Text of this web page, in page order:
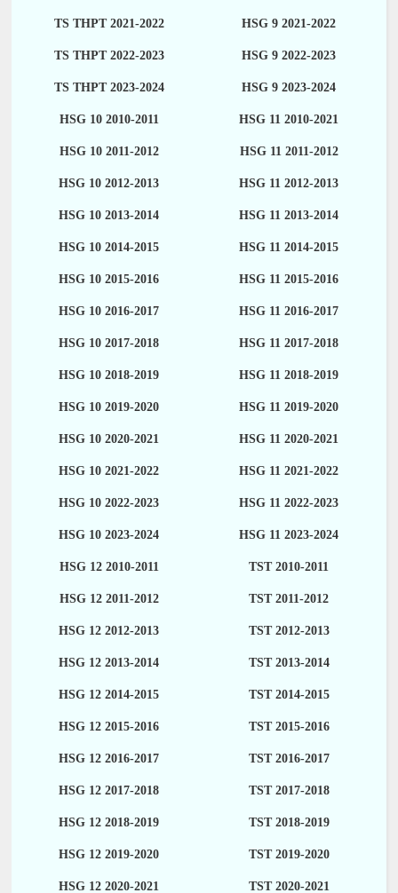
TS THPT 2021-2022 HSG 9 2021-2022
TS THPT 2022-2023 HSG 9 2022-2023
TS THPT 2023-2024 HSG 9 2023-2024
HSG 10 2010-2011 HSG 11 2010-2021
HSG 10 2011-2012 HSG 11 2011-2012
HSG 10 2012-2013 HSG 11 2012-2013
HSG 10 2013-2014 HSG 11 2013-2014
HSG 10 2014-2015 HSG 11 2014-2015
HSG 10 2015-2016 HSG 11 2015-2016
HSG 10 2016-2017 HSG 11 2016-2017
HSG 10 2017-2018 HSG 11 2017-2018
HSG 10 2018-2019 HSG 11 2018-2019
HSG 10 2019-2020 HSG 11 2019-2020
HSG 10 2020-2021 HSG 11 2020-2021
HSG 10 2021-2022 HSG 11 2021-2022
HSG 10 2022-2023 HSG 11 2022-2023
HSG 10 2023-2024 HSG 11 2023-2024
HSG 12 2010-2011 TST 2010-2011
HSG 12 2011-2012 TST 2011-2012
HSG 12 2012-2013 TST 2012-2013
HSG 12 2013-2014 TST 2013-2014
HSG 12 2014-2015 TST 2014-2015
HSG 12 2015-2016 TST 2015-2016
HSG 12 2016-2017 TST 2016-2017
HSG 12 2017-2018 TST 2017-2018
HSG 12 2018-2019 TST 2018-2019
HSG 12 2019-2020 TST 2019-2020
HSG 12 2020-2021 TST 2020-2021